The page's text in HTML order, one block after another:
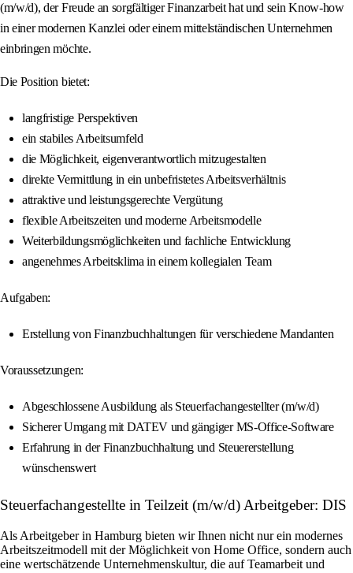
(m/w/d), der Freude an sorgfältiger Finanzarbeit hat und sein Know-how
in einer modernen Kanzlei oder einem mittelständischen Unternehmen
einbringen möchte.
Die Position bietet:
langfristige Perspektiven
ein stabiles Arbeitsumfeld
die Möglichkeit, eigenverantwortlich mitzugestalten
direkte Vermittlung in ein unbefristetes Arbeitsverhältnis
attraktive und leistungsgerechte Vergütung
flexible Arbeitszeiten und moderne Arbeitsmodelle
Weiterbildungsmöglichkeiten und fachliche Entwicklung
angenehmes Arbeitsklima in einem kollegialen Team
Aufgaben:
Erstellung von Finanzbuchhaltungen für verschiedene Mandanten
Voraussetzungen:
Abgeschlossene Ausbildung als Steuerfachangestellter (m/w/d)
Sicherer Umgang mit DATEV und gängiger MS-Office-Software
Erfahrung in der Finanzbuchhaltung und Steuererstellung
wünschenswert
Steuerfachangestellte in Teilzeit (m/w/d) Arbeitgeber: DIS
Als Arbeitgeber in Hamburg bieten wir Ihnen nicht nur ein modernes
Arbeitszeitmodell mit der Möglichkeit von Home Office, sondern auch
eine wertschätzende Unternehmenskultur, die auf Teamarbeit und